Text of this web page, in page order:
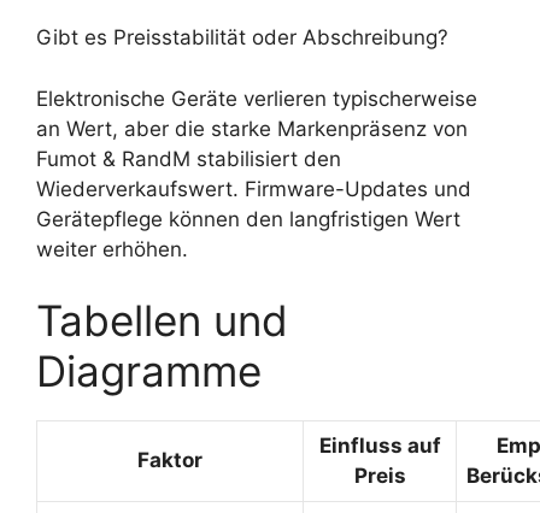
Gibt es Preisstabilität oder Abschreibung?
Elektronische Geräte verlieren typischerweise
an Wert, aber die starke Markenpräsenz von
Fumot & RandM stabilisiert den
Wiederverkaufswert. Firmware-Updates und
Gerätepflege können den langfristigen Wert
weiter erhöhen.
Tabellen und
Diagramme
Faktor
Einfluss auf
Preis